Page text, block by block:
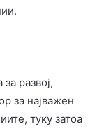
развој,
за најважен
туку затоа